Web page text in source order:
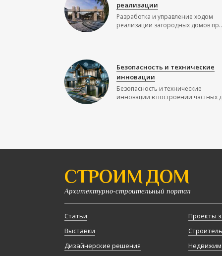
реализации
Разработка и управление ходом
реализации загородных домов
Безопасность и технические
инновации
Безопасность и технические
инновации в построении частных
СТРОИМ ДОМ
Архитектурно-строительный портал
Статьи
Выставки
Дизайнерские решения
Проекты